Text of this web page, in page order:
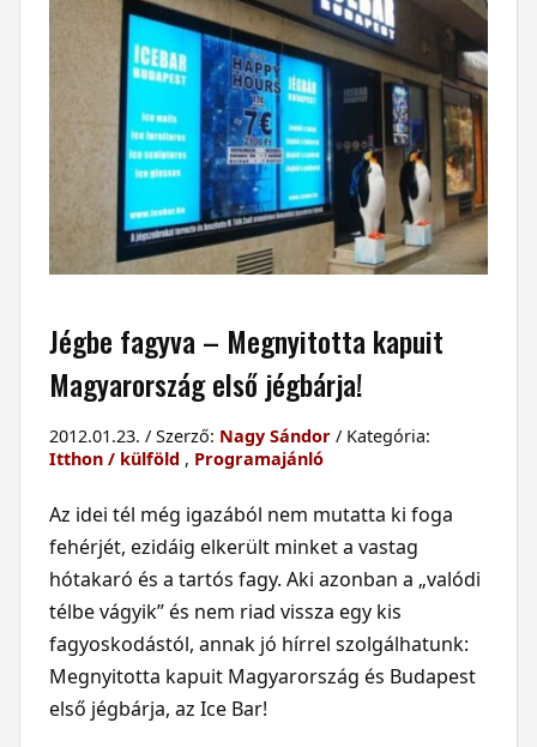
Jégbe fagyva – Megnyitotta kapuit
Magyarország első jégbárja!
2012.01.23. / Szerző: Nagy Sándor/ Kategória:
Itthon / külföld , Programajánló
Az idei tél még igazából nem mutatta ki foga
fehérjét, ezidáig elkerült minket a vastag
hótakaró és a tartós fagy. Aki azonban a „valódi
télbe vágyik” és nem riad vissza egy kis
fagyoskodástól, annak jó hírrel szolgálhatunk:
Megnyitotta kapuit Magyarország és Budapest
első jégbárja, az Ice Bar!